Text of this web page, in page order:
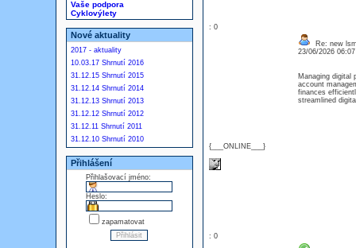
Vaše podpora
Cyklovýlety
Nové aktuality
2017 - aktuality
10.03.17 Shrnutí 2016
31.12.15 Shrnutí 2015
31.12.14 Shrnutí 2014
31.12.13 Shrnutí 2013
31.12.12 Shrnutí 2012
31.12.11 Shrnutí 2011
31.12.10 Shrnutí 2010
Přihlášení
Přihlašovací jméno:
Heslo:
zapamatovat
: 0
{___ONLINE___}
Re: new
23/06/2026
Managing digital
account
finances
streamlined
: 0